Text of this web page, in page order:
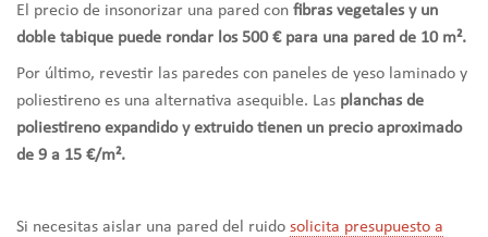
El precio de insonorizar una pared con fibras vegetales y un
doble tabique puede rondar los 500 € para una pared de 10 m².
Por último, revestir las paredes con paneles de yeso laminado y
poliestireno es una alternativa asequible. Las planchas de
poliestireno expandido y extruido tienen un precio aproximado
de 9 a 15 €/m².
Si necesitas aislar una pared del ruido solicita presupuesto a